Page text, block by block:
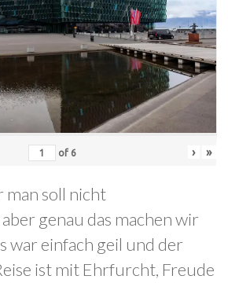
of 6 › »
man soll nicht
genau das machen wir
war einfach geil und der
ist mit Ehrfurcht, Freude